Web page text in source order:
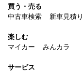
買う・売る
中古車検索
新車見積り
楽しむ
マイカー
みんカラ
サービス